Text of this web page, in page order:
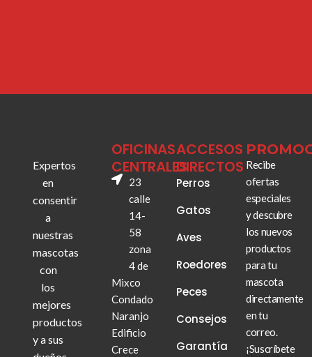
Expertos
en
consentir
a
nuestras
mascotas
con
los
mejores
productos
y a sus
OFICINAS
CENTRALES
23
calle
14-
58
zona
4 de
Mixco
Condado
Naranjo
Edificio
Crece
ACCESOS
DIRECTOS
Perros
Gatos
Aves
Roedores
Peces
Consejos
Garantía
Recibe
ofertas
especiales
y descubre
los nuevos
productos
para tu
mascota
directamente
en tu
correo.
¡Suscríbete